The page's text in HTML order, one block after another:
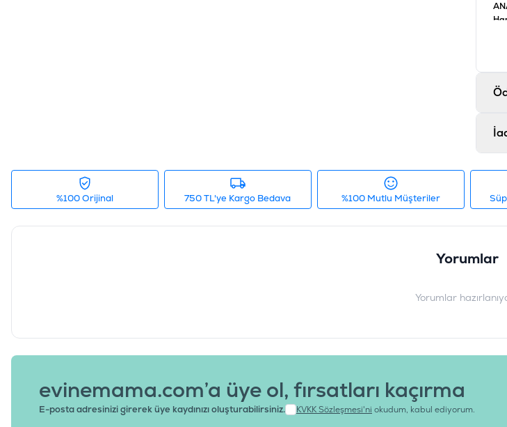
3
%100 Orijinal 750 TL'ye Kargo Bedava %100 Mutlu Müşteriler
Yorumlar
Yorumlar
evinemama.com’a üye ol, fırsatları kaçırma
E-posta adresinizi girerek üye kaydınızı oluşturabilirsiniz. KVKK Sözleşmesi'ni okudum, kabul ediyorum.